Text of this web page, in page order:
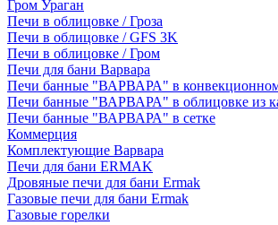
Гром Ураган
Печи в облицовке / Гроза
Печи в облицовке / GFS 3K
Печи в облицовке / Гром
Печи для бани Варвара
Печи банные "ВАРВАРА" в
Печи банные "ВАРВАРА" в облицовке из
Печи банные "ВАРВАРА" в сетке
Коммерция
Комплектующие Варвара
Печи для бани ERMAK
Дровяные печи для бани Ermak
Газовые печи для бани Ermak
Газовые горелки